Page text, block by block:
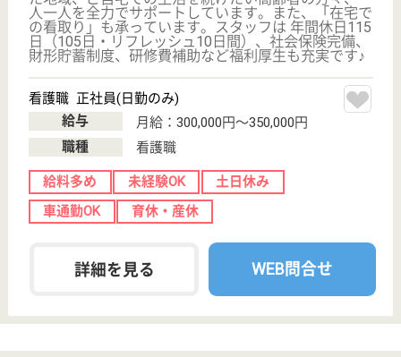
介護福祉士 社会福祉士
ケアマネジャー PT
OT その他・なし
次のステップへ
戻る
サービス紹介
ご利用の流れ
公式LINE＠